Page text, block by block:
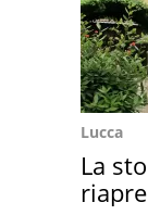
Lucca
La